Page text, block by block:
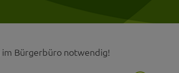
im Bürgerbüro notwendig!